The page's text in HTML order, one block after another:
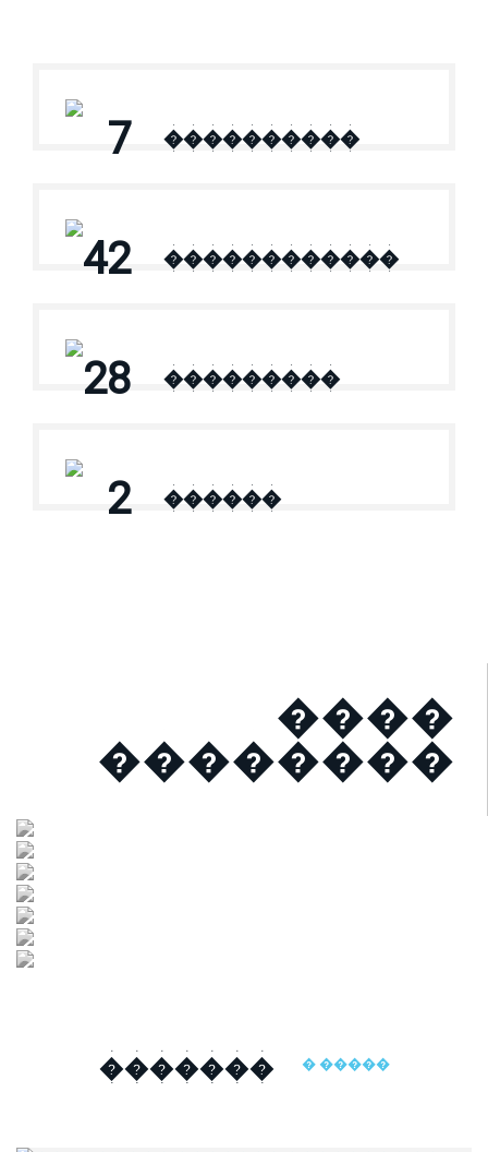
7 ����������
42 ������������
28 ���������
2 ������
����
��������
������� � �����